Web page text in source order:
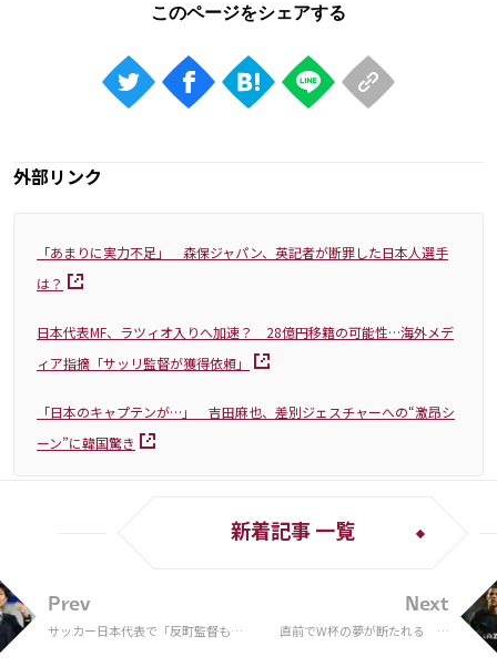
外部リンク
「あまりに実力不足」 森保ジャパン、英記者が断罪した日本人選手
は？
日本代表MF、ラツィオ入りへ加速？ 28億円移籍の可能性…海外メデ
ィア指摘「サッリ監督が獲得依頼」
「日本のキャプテンが…」 吉田麻也、差別ジェスチャーへの“激昂シ
ーン”に韓国驚き
Prev
サッカー日本代表で「反町監督もあ
新着記事 一覧
Next
直前でW杯の夢が断たれる マ